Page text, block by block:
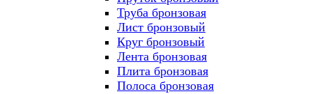
Труба бронзовая
Лист бронзовый
Круг бронзовый
Лента бронзовая
Плита бронзовая
Полоса бронзовая